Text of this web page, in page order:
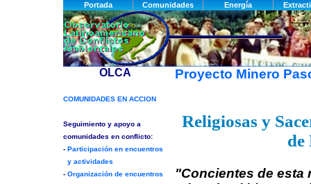
Proyecto Minero
Religiosas y
de
"Concientes de esta